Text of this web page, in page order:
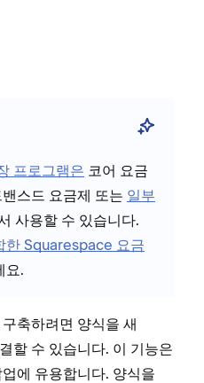
프로그램은 코어 요금
스드 요금제 또는 일부
사용할 수 있습니다.
한 Squarespace 요금
요.
축하려면 양식을 새
할 수 있습니다. 이 기능은
에 유용합니다. 양식을